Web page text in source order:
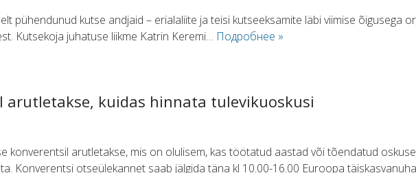
pühendunud kutse andjaid – erialaliite ja teisi kutseeksamite läbi viimise õigusega
Kutsekoja juhatuse liikme Katrin Keremi… Подробнее »
arutletakse, kuidas hinnata tulevikuoskusi
konverentsil arutletakse, mis on olulisem, kas töötatud aastad või tõendatud
Konverentsi otseülekannet saab jälgida täna kl 10.00-16.00 Euroopa